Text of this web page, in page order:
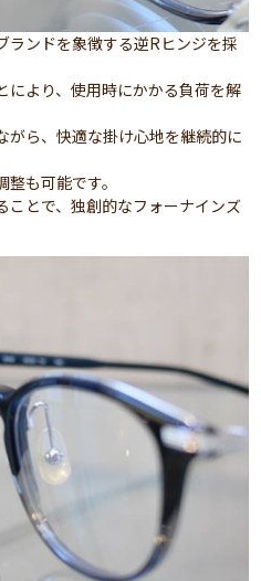
ランドを象徴する逆Rヒンジを採
により、使用時にかかる負荷を解
がら、快適な掛け心地を継続的に
も可能です。
ことで、独創的なフォーナインズ